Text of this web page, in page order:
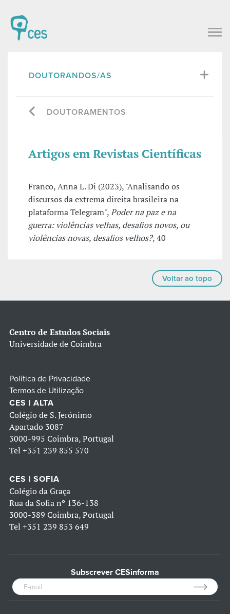
DOUTORANDOS/AS
DOUTORAMENTOS
Artigos em Revistas Científicas
Franco, Anna L. Di (2023), "Analisando os
discursos da extrema direita brasileira na
plataforma Telegram",Poder na paz e na
guerra: violências velhas, desafios novos, ou
violências novas, desafios velhos?, 40
Voltar ao topo
Centro de Estudos Sociais
Universidade de Coimbra
Política de Privacidade
Termos de Utilização
CES | ALTA
Colégio de S. Jerónimo
Apartado 3087
3000-995 Coimbra, Portugal
Tel +351 239 855 570
CES | SOFIA
Colégio da Graça
Rua da Sofia nº 136-138
3000-389 Coimbra, Portugal
Tel +351 239 853 649
Subscrever CESinforma